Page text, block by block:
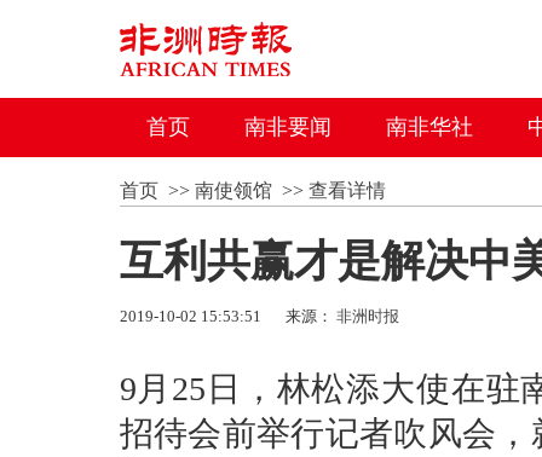
首页 南非要闻 南非华社
首页>> 南使领馆>> 查看详情
互利共赢才是解决中
2019-10-02 15:53:51 来源： 非洲时报
9月25日，林松添大使在驻
招待会前举行记者吹风会